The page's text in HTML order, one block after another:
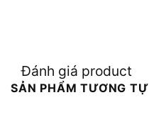
Đánh giá product
SẢN PHẨM TƯƠNG TỰ